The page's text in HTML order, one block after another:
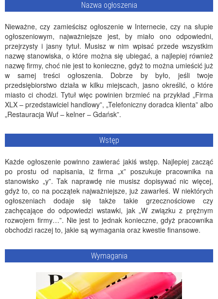
Nazwa ogłoszenia
Nieważne, czy zamieścisz ogłoszenie w Internecie, czy na słupie
ogłoszeniowym, najważniejsze jest, by miało ono odpowiedni,
przejrzysty i jasny tytuł. Musisz w nim wpisać przede wszystkim
nazwę stanowiska, o które można się ubiegać, a najlepiej również
nazwę firmy, choć nie jest to konieczne, gdyż to można umieścić już
w samej treści ogłoszenia. Dobrze by było, jeśli twoje
przedsiębiorstwo działa w kilku miejscach, jasno określić, o które
miasto ci chodzi. Tytuł więc powinien brzmieć na przykład „Firma
XLX – przedstawiciel handlowy”, „Telefoniczny doradca klienta” albo
„Restauracja Wuf – kelner – Gdańsk”.
Wstęp
Każde ogłoszenie powinno zawierać jakiś wstęp. Najlepiej zacząć
po prostu od napisania, iż firma „x” poszukuje pracownika na
stanowisko „y”. Tak naprawdę nie musisz dopisywać nic więcej,
gdyż to, co na początek najważniejsze, już zawarłeś. W niektórych
ogłoszeniach dodaje się także takie grzecznościowe czy
zachęcające do odpowiedzi wstawki, jak „W związku z prężnym
rozwojem firmy…”. Nie jest to jednak konieczne, gdyż pracownika
obchodzi raczej to, jakie są wymagania oraz kwestie finansowe.
Wymagania